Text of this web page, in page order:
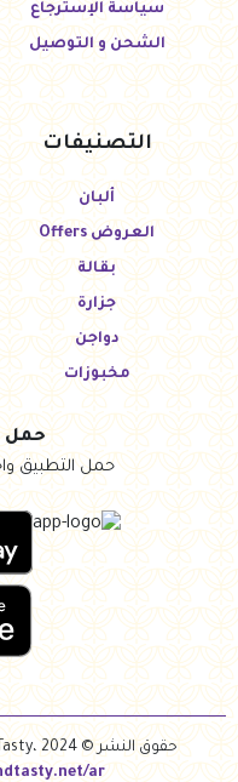
سياسة الإسترجاع
الشحن و التوصيل
التصنيفات
ألبان
العروض Offers
بقالة
جزارة
دواجن
مخبوزات
حمل
حمل التطبيق
حقوق النشر © Healthy & Tasty، 2024. جميع الحقوق محفوظة.
ar